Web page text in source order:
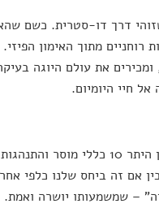
דרך דו-סטרית. כשם
רוחניים מתוך האימון
חיי היומיום.
הפילוסופיה של היוגה כוללת
אם זה ביחס שלנו כלפי
– שמשמעותו יושרה ואמת.